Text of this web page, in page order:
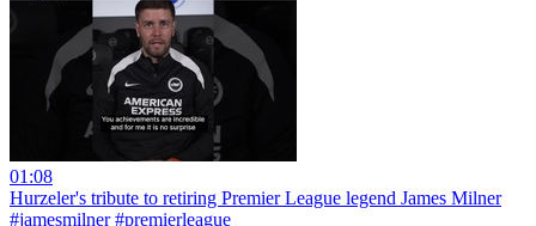
01:08
Hurzeler's tribute to retiring Premier League legend James Milner
#jamesmilner #premierleague